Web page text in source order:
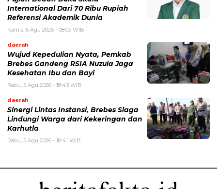
International Dari 70 Ribu Rupiah
Referensi Akademik Dunia
Kamis, 6 Agu 2026 - 08:05 WIB
daerah
Wujud Kepedulian Nyata, Pemkab
Brebes Gandeng RSIA Nuzula Jaga
Kesehatan Ibu dan Bayi
Rabu, 5 Agu 2026 - 18:43 WIB
daerah
Sinergi Lintas Instansi, Brebes Siaga
Lindungi Warga dari Kekeringan dan
Karhutla
Rabu, 5 Agu 2026 - 18:41 WIB